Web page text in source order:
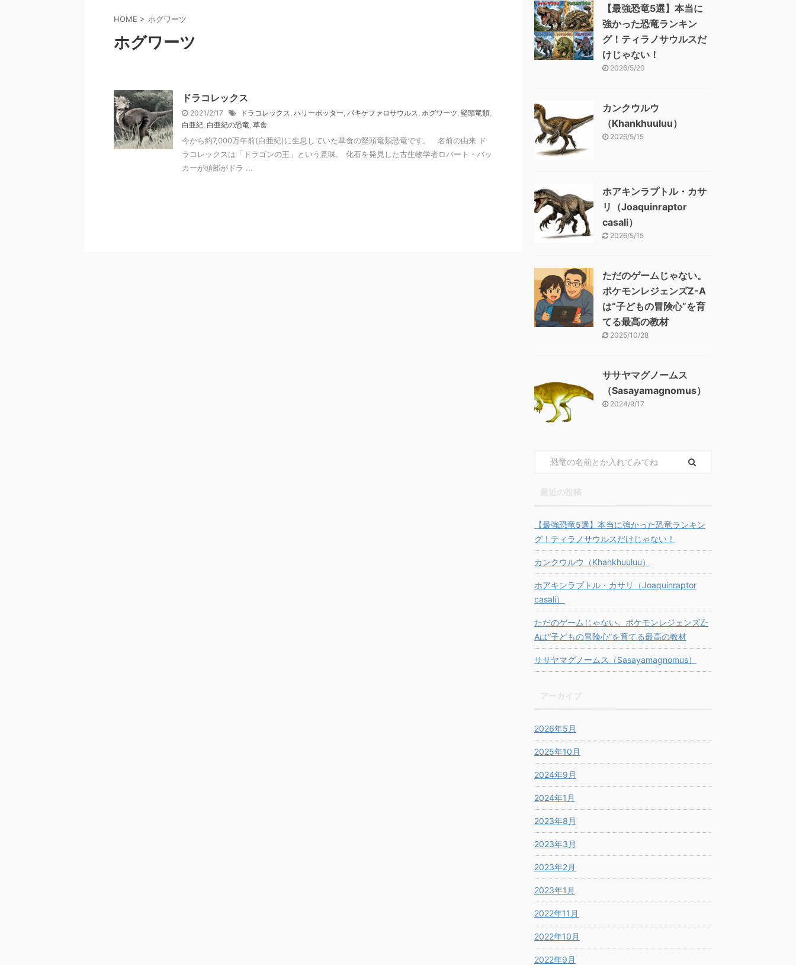
HOME > ホグワーツ
ホグワーツ
ドラコレックス
2021/2/17 ドラコレックス, ハリーポッター, パキケファロサウルス, ホグワーツ, 堅頭竜類,
白亜紀, 白亜紀の恐竜, 草食
今から約7,000万年前(白亜紀)に生息していた草食の堅頭竜類恐竜です。 名前の由来 ド
ラコレックスは「ドラゴンの王」という意味。 化石を発見した古生物学者ロバート・バッ
カーが頭部がドラ ...
【最強恐竜5選】本当に
強かった恐竜ランキン
グ！ティラノサウルスだ
けじゃない！
2026/5/20
カンクウルウ
（Khankhuuluu）
2026/5/15
ホアキンラプトル・カサ
リ（Joaquinraptor
casali）
2026/5/15
ただのゲームじゃない。
ポケモンレジェンズZ-A
は“子どもの冒険心”を育
てる最高の教材
2025/10/28
ササヤマグノームス
（Sasayamagnomus）
2024/9/17
【最強恐竜5選】本当に強かった恐竜ランキン
グ！ティラノサウルスだけじゃない！
カンクウルウ（Khankhuuluu）
ホアキンラプトル・カサリ（Joaquinraptor
casali）
ただのゲームじゃない。ポケモンレジェンズZ-
Aは“子どもの冒険心”を育てる最高の教材
ササヤマグノームス（Sasayamagnomus）
2026年5月
2025年10月
2024年9月
2024年1月
2023年8月
2023年3月
2023年2月
2023年1月
2022年11月
2022年10月
2022年9月